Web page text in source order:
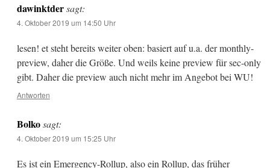
dawinktder sagt:
4. Oktober 2019 um 14:50 Uhr
lesen! et steht bereits weiter oben: basiert auf u.a. der monthly-
preview, daher die Größe. Und weils keine preview für sec-only
gibt. Daher die preview auch nicht mehr im Angebot bei WU!
Antworten
Bolko sagt:
4. Oktober 2019 um 15:25 Uhr
Es ist ein Emergency-Rollup, also ein Rollup, das früher